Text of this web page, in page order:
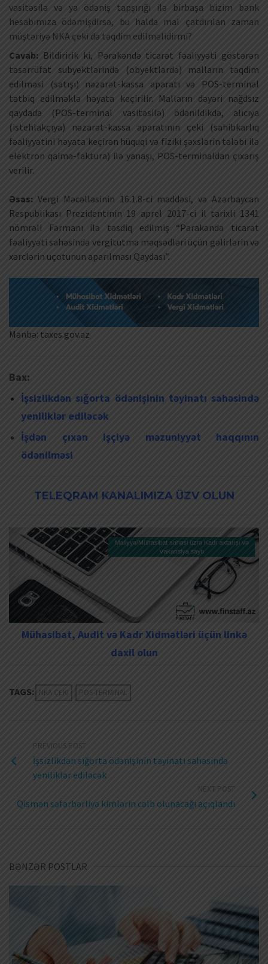
vasitəsilə və ya ödəniş tapşırığı ilə birbaşa bizim bank
hesabımıza ödəmişdirsə, bu halda mal çatdırılan zaman
müştəriyə NKA çeki də təqdim edilməlidirmi?
Cavab: Bildiririk ki, Pərakəndə ticarət fəaliyyəti göstərən
təsərrüfat subyektlərində (obyektlərdə) malların təqdim
edilməsi (satışı) nəzarət-kassa aparatı və POS-terminal
tətbiq edilməklə həyata keçirilir. Malların dəyəri nağdsız
qaydada (POS-terminal vasitəsilə) ödənildikdə, alıcıya
(istehlakçıya) nəzarət-kassa aparatının çeki (sahibkarlıq
fəaliyyətini həyata keçirən hüquqi və fiziki şəxslərin tələbi ilə
elektron qaimə-faktura) ilə yanaşı, POS-terminaldan çıxarış
verilir.
Əsas: Vergi Məcəlləsinin 16.1.8-ci maddəsi, və Azərbaycan
Respublikası Prezidentinin 19 aprel 2017-ci il tarixli 1341
nömrəli Fərmanı ilə təsdiq edilmiş “Pərakəndə ticarət
fəaliyyəti sahəsində vergitutma məqsədləri üçün gəlirlərin və
xərclərin uçotunun aparılması Qaydası”.
Mənbə: taxes.gov.az
Bax:
İşsizlikdən sığorta ödənişinin təyinatı sahəsində
yeniliklər ediləcək
İşdən çıxan işçiyə məzuniyyət haqqının
ödənilməsi
TELEQRAM KANALIMIZA ÜZV OLUN
Mühasibat, Audit və Kadr Xidmətləri üçün linkə
daxil olun
TAGS: NKA ÇEKI POS-TERMINAL
PREVIOUS POST
İşsizlikdən sığorta ödənişinin təyinatı sahəsində
yeniliklər ediləcək
NEXT POST
Qismən səfərbərliyə kimlərin cəlb olunacağı açıqlandı
BƏNZƏR POSTLAR